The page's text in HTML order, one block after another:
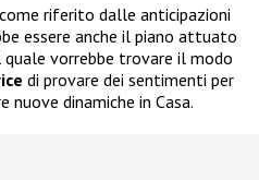
riferito dalle anticipazioni
essere anche il piano attuato
quale vorrebbe trovare il modo
di provare dei sentimenti per
nuove dinamiche in Casa.